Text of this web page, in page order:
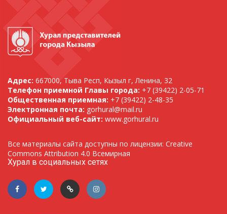
Адрес: 667000, Тыва Респ, Кызыл г, Ленина, 32
Телефон приемной Главы города: +7 (39422) 2-05-71
Общественная приемная: +7 (39422) 2-48-35
Электронная почта: gorhural@mail.ru
Официальный веб-сайт: www.gorhural.ru
Все материалы сайта доступны по лицензии: Creative
Commons Attribution 4.0 Всемирная
Хурал в социальных сетях